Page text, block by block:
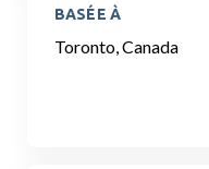
BASÉE À
Toronto, Canada